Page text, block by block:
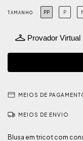
TAMANHO PP P
Provador Virtual
MEIOS DE
MEIOS DE ENVIO
Blusa em tricot com